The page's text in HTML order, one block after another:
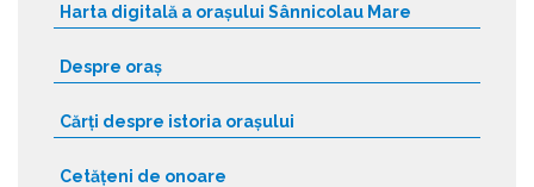
Harta digitală a orașului Sânnicolau Mare
Despre oraș
Cărți despre istoria orașului
Cetățeni de onoare